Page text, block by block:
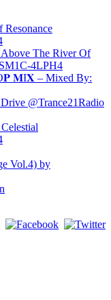
Resonance
The River Of
4LPH4
𝐌I𝐗 – Mixed By:
@Trance21Radio
Vol.4) by